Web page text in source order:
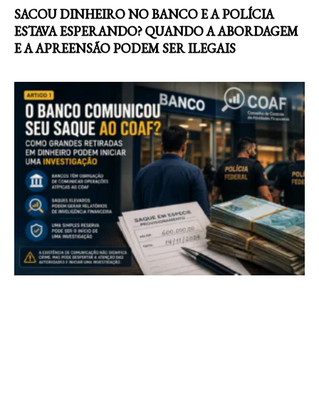
SACOU DINHEIRO NO BANCO E A POLÍCIA
ESTAVA ESPERANDO? QUANDO A ABORDAGEM
E A APREENSÃO PODEM SER ILEGAIS